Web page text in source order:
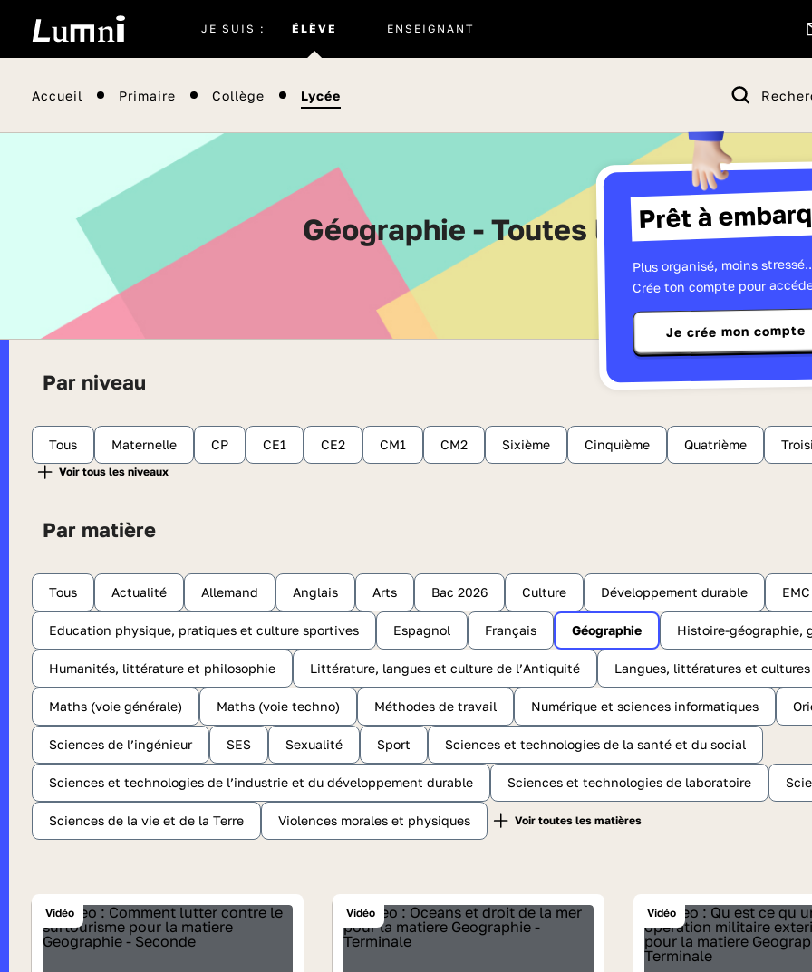
JE SUIS : ÉLÈVE
actuel
ENSEIGNANT
Accueil Primaire Collège Lycée
Prêt à
Plus organisé, moins
Crée ton compte pour
Je crée mon compte
Géographie - Toutes les vidéos de
Par niveau
Tous Maternelle CP CE1 CE2 CM1 CM2 Sixième Cinquième Quatrième
Par matière
Tous Actualité Allemand Anglais Arts Bac 2026 Culture Développement durable EMC
Education physique, pratiques et culture sportives Espagnol Français Géographie Histoire-géographie,
Humanités, littérature et philosophie Littérature, langues et culture de l’Antiquité Langues, littératures et
Maths (voie générale) Maths (voie techno) Méthodes de travail Numérique et sciences informatiques
Sciences de l’ingénieur SES Sexualité Sport Sciences et technologies de la santé et du social
Sciences et technologies de l’industrie et du développement durable Sciences et technologies de laboratoire
Sciences de la vie et de la Terre Violences morales et physiques
Vidéo Vidéo Vidéo